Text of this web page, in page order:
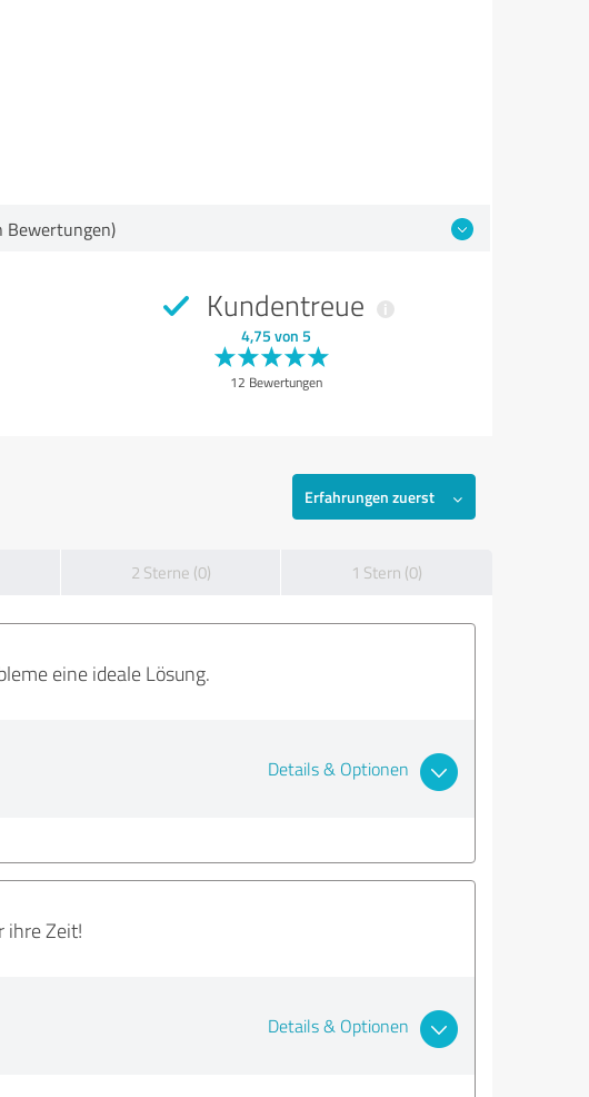
Kundentreue
4,75 von 5
12 Bewertungen
Erfahrungen zuerst
2 Sterne (0) 1 Stern (0)
eine ideale Lösung.
Details & Optionen
ihre Zeit!
Details & Optionen